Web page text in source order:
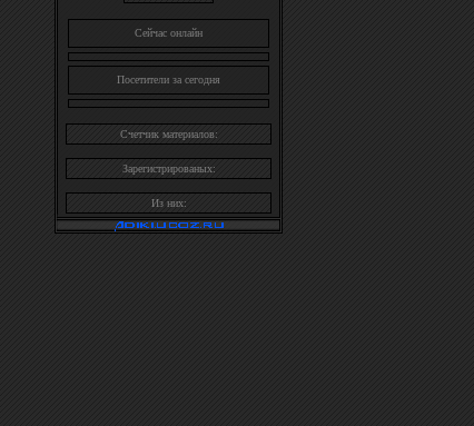
Cейчас онлайн
Посетители за сегодня
Счетчик материалов:
Зарегистрированых:
Из них: